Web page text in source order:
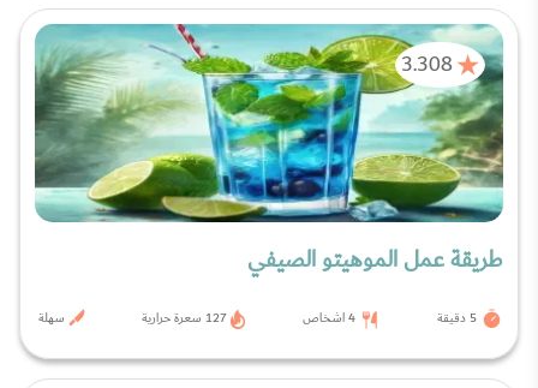
3.308
طريقة عمل الموهيتو الصيفي
5 دقيقة 4 اشخاص 127 سعرة حرارية سهلة